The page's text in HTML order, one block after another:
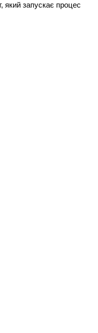
який запускає процес